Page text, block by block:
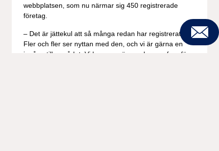
Kontakt
webbplatsen, som nu närmar sig 450 registrerade
företag.
– Det är jättekul att så många redan har registrerat sig.
Fler och fler ser nyttan med den, och vi är gärna en
ingång till området. Vi har en spännande resa framför